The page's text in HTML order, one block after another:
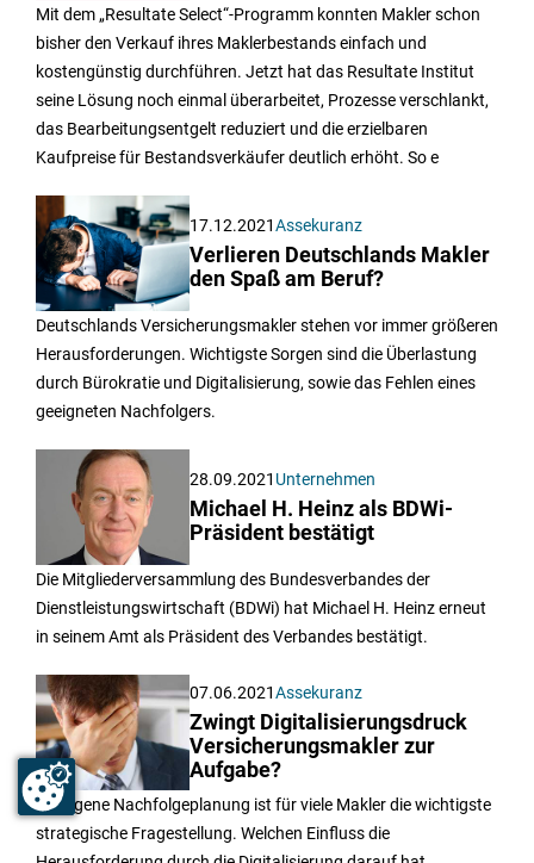
Mit dem „Resultate Select“-Programm konnten Makler schon
bisher den Verkauf ihres Maklerbestands einfach und
kostengünstig durchführen. Jetzt hat das Resultate Institut
seine Lösung noch einmal überarbeitet, Prozesse verschlankt,
das Bearbeitungsentgelt reduziert und die erzielbaren
Kaufpreise für Bestandsverkäufer deutlich erhöht. So e
17.12.2021Assekuranz
Verlieren Deutschlands Makler
den Spaß am Beruf?
Deutschlands Versicherungsmakler stehen vor immer größeren
Herausforderungen. Wichtigste Sorgen sind die Überlastung
durch Bürokratie und Digitalisierung, sowie das Fehlen eines
geeigneten Nachfolgers.
28.09.2021 Unternehmen
Michael H. Heinz als BDWi-
Präsident bestätigt
Die Mitgliederversammlung des Bundesverbandes der
Dienstleistungswirtschaft (BDWi) hat Michael H. Heinz erneut
in seinem Amt als Präsident des Verbandes bestätigt.
07.06.2021Assekuranz
Zwingt Digitalisierungsdruck
Versicherungsmakler zur
Aufgabe?
Die eigene Nachfolgeplanung ist für viele Makler die wichtigste
strategische Fragestellung. Welchen Einfluss die